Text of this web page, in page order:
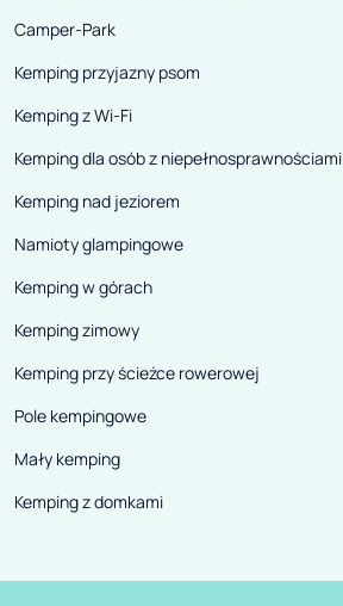
Camper-Park
Kemping przyjazny psom
Kemping z Wi-Fi
Kemping dla osób z niepełnosprawnościami
Kemping nad jeziorem
Namioty glampingowe
Kemping w górach
Kemping zimowy
Kemping przy ścieżce rowerowej
Pole kempingowe
Mały kemping
Kemping z domkami